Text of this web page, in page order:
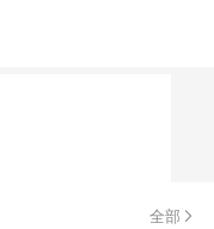
全部